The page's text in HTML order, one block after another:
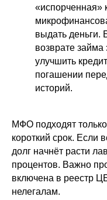
«испорченная»
выдать деньги.
возврате
улучшить
погашении
историй.
МФО подходят
короткий срок. Если
долг начнёт расти
процентов. Важно
включена в реестр
нелегалам.